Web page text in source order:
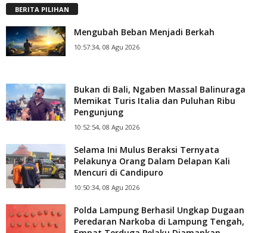
BERITA PILIHAN
Mengubah Beban Menjadi Berkah
10:57:34, 08 Agu 2026
Bukan di Bali, Ngaben Massal Balinuraga
Memikat Turis Italia dan Puluhan Ribu
Pengunjung
10:52:54, 08 Agu 2026
Selama Ini Mulus Beraksi Ternyata
Pelakunya Orang Dalam Delapan Kali
Mencuri di Candipuro
10:50:34, 08 Agu 2026
Polda Lampung Berhasil Ungkap Dugaan
Peredaran Narkoba di Lampung Tengah,